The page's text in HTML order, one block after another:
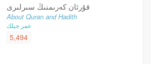
قۇرئان كەرىمنىڭ سىرلىرى
About Quran and Hadith
عمر جيلك
5,494